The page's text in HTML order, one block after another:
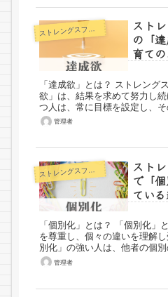
ス トレングスファインダー
スト
の「
育て
「達成欲」とは？ ストレングスファインダーの「達成
欲」は、結果を求めて努力し
つ人は、常に目標を設定し、そ
す。達...
管理者
ス トレングスファインダー
スト
で「
てい
「個別化」とは？ 「個別化」とは、他者の独自性や特性
を尊重し、個々の違いを理解
別化」の強い人は、他者の個
し、それに基づ...
管理者